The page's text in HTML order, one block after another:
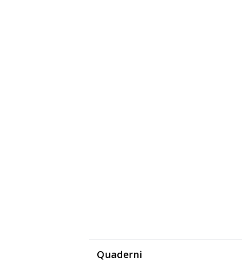
Quaderni